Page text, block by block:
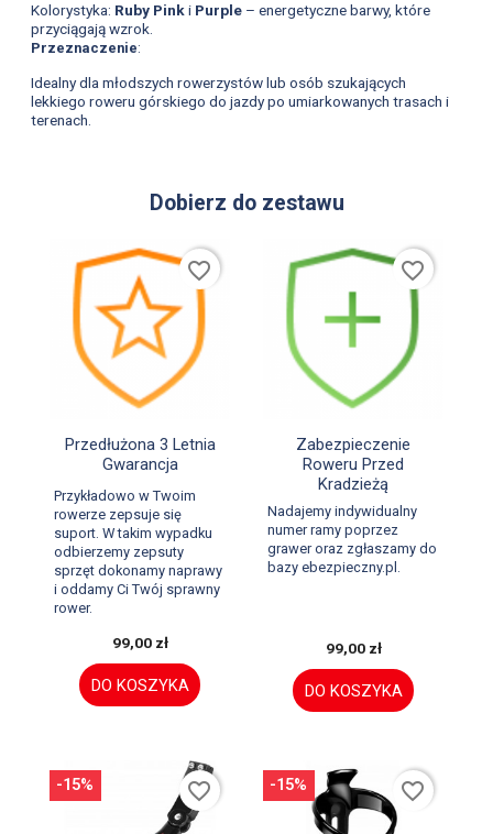
Kolorystyka: Ruby Pinki Purple– energetyczne barwy, które
przyciągają wzrok.
Przeznaczenie:
Idealny dla młodszych rowerzystów lub osób szukających
lekkiego roweru górskiego do jazdy po umiarkowanych trasach i
terenach.
Dobierz do zestawu
Szybki podgląd
Przedłużona 3 Letnia
Gwarancja
Przykładowo w Twoim
rowerze zepsuje się
suport. W takim wypadku
odbierzemy zepsuty
sprzęt dokonamy naprawy
i oddamy Ci Twój sprawny
rower.
99,00 zł
DO KOSZYKA
favorite_border
Szybki podgląd
Zabezpieczenie
Roweru Przed
Kradzieżą
Nadajemy indywidualny
numer ramy poprzez
grawer oraz zgłaszamy do
bazy ebezpieczny.pl.
99,00 zł
DO KOSZYKA
favorite_border
-15% favorite_border -15% favorite_border